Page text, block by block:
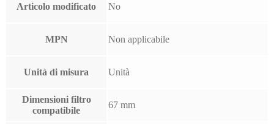
Articolo modificato No
MPN Non applicabile
Unità di misura Unità
Dimensioni filtro
compatibile
67 mm